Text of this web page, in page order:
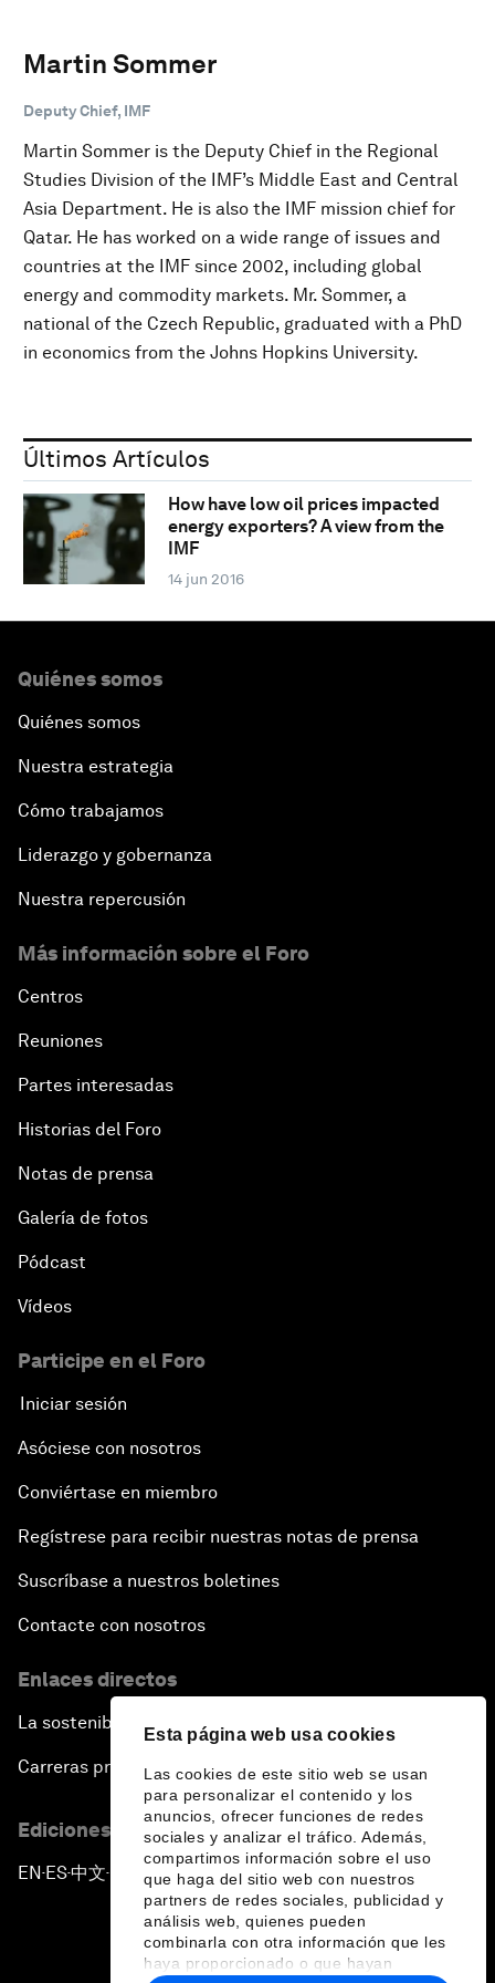
Esta página web usa cookies
Las cookies de este sitio web se usan
para personalizar el contenido y los
anuncios, ofrecer funciones de redes
sociales y analizar el tráfico. Además,
compartimos información sobre el uso
que haga del sitio web con nuestros
partners de redes sociales, publicidad y
análisis web, quienes pueden
combinarla con otra información que les
haya proporcionado o que hayan
Martin Sommer
Deputy Chief, IMF
Martin Sommer is the Deputy Chief in the Regional
Studies Division of the IMF’s Middle East and Central
Asia Department. He is also the IMF mission chief for
Qatar. He has worked on a wide range of issues and
countries at the IMF since 2002, including global
energy and commodity markets. Mr. Sommer, a
national of the Czech Republic, graduated with a PhD
in economics from the Johns Hopkins University.
Últimos Artículos
How have low oil prices impacted
energy exporters? A view from the
IMF
14 jun 2016
Quiénes somos
Quiénes somos
Nuestra estrategia
Cómo trabajamos
Liderazgo y gobernanza
Nuestra repercusión
Más información sobre el Foro
Centros
Reuniones
Partes interesadas
Historias del Foro
Notas de prensa
Galería de fotos
Pódcast
Vídeos
Participe en el Foro
Iniciar sesión
Asóciese con nosotros
Conviértase en miembro
Regístrese para recibir nuestras notas de prensa
Suscríbase a nuestros boletines
Contacte con nosotros
Enlaces directos
La sostenibilidad en el Foro
Carreras profesionales
Ediciones en otros idiomas
EN ▪ ES▪中文▪ 日本語